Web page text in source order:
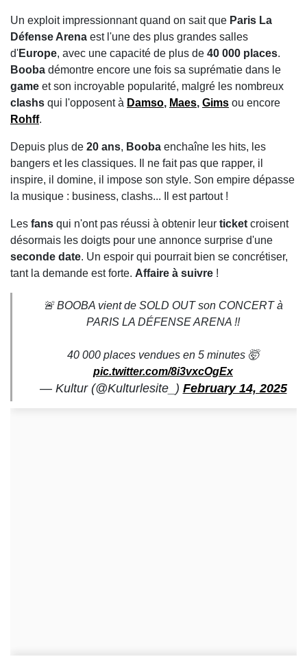
Un exploit impressionnant quand on sait que Paris La
Défense Arena est l'une des plus grandes salles
d'Europe, avec une capacité de plus de 40 000 places.
Booba démontre encore une fois sa suprématie dans le
game et son incroyable popularité, malgré les nombreux
clashs qui l'opposent à Damso, Maes, Gims ou encore
Rohff.
Depuis plus de 20 ans, Booba enchaîne les hits, les
bangers et les classiques. Il ne fait pas que rapper, il
inspire, il domine, il impose son style. Son empire dépasse
la musique : business, clashs... Il est partout !
Les fans qui n'ont pas réussi à obtenir leur ticket croisent
désormais les doigts pour une annonce surprise d'une
seconde date. Un espoir qui pourrait bien se concrétiser,
tant la demande est forte. Affaire à suivre !
🚨 BOOBA vient de SOLD OUT son CONCERT à
PARIS LA DÉFENSE ARENA !!
40 000 places vendues en 5 minutes 🤯
pic.twitter.com/8i3vxcOgEx
— Kultur (@Kulturlesite_) February 14, 2025